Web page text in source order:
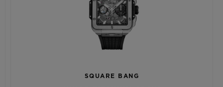
SQUARE BANG